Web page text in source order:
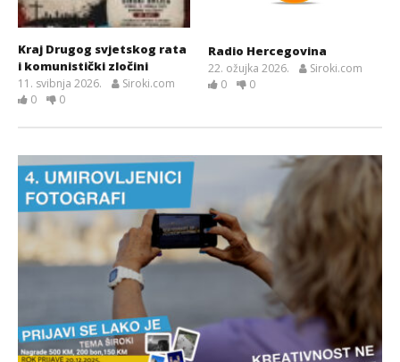
Kraj Drugog svjetskog rata
i komunistički zločini
11. svibnja 2026.
Siroki.com
0
0
Radio Hercegovina
22. ožujka 2026.
Siroki.com
0
0